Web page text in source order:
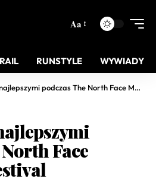
Aa
RUNSTYLE WYWIADY
podczas The North Face Mountain Festival
Face